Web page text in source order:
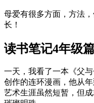
母爱有很多方面，方法
长！
读书笔记4年级
一天，我看了一本《父
创作的连环漫画，他从
艺术生涯虽然短暂，但